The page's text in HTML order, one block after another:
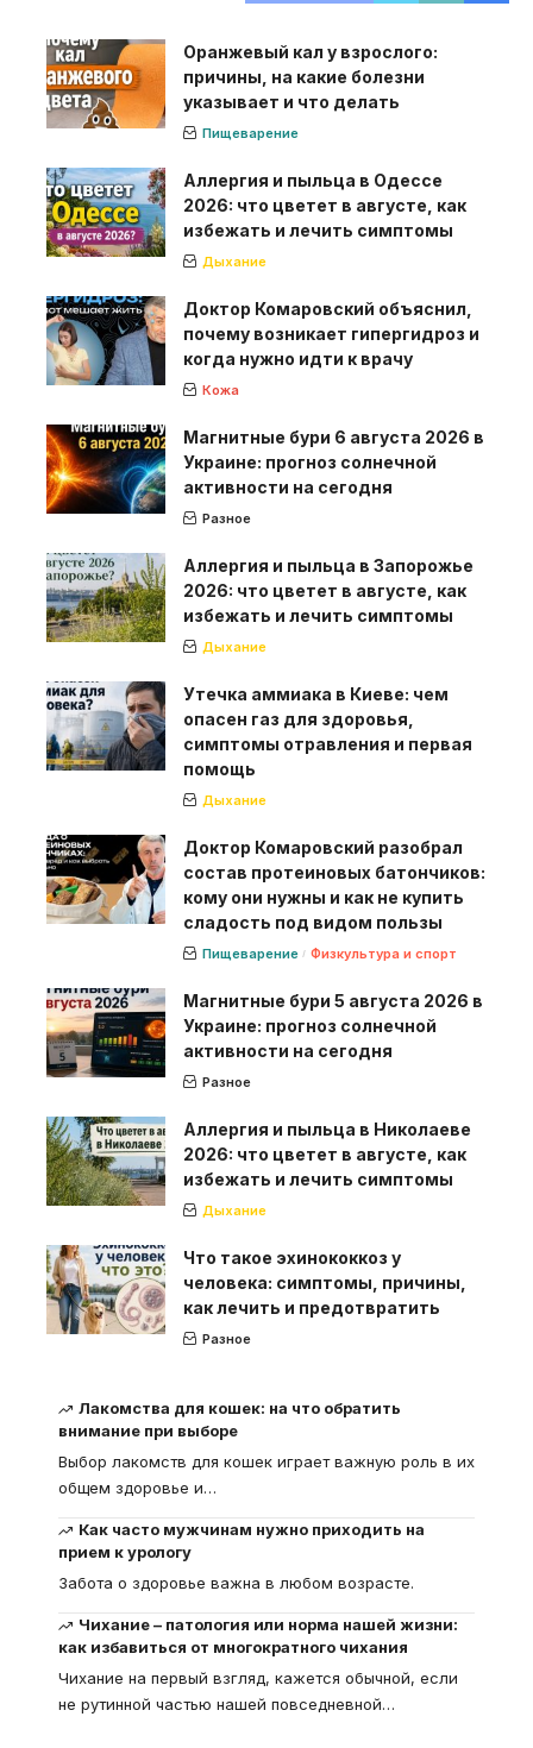
Оранжевый кал у взрослого:
причины, на какие болезни
указывает и что делать
Пищеварение
Аллергия и пыльца в Одессе
2026: что цветет в августе, как
избежать и лечить симптомы
Дыхание
Доктор Комаровский объяснил,
почему возникает гипергидроз и
когда нужно идти к врачу
Кожа
Магнитные бури 6 августа 2026 в
Украине: прогноз солнечной
активности на сегодня
Разное
Аллергия и пыльца в Запорожье
2026: что цветет в августе, как
избежать и лечить симптомы
Дыхание
Утечка аммиака в Киеве: чем
опасен газ для здоровья,
симптомы отравления и первая
помощь
Дыхание
Доктор Комаровский разобрал
состав протеиновых батончиков:
кому они нужны и как не купить
сладость под видом пользы
Пищеварение Физкультура и спорт
Магнитные бури 5 августа 2026 в
Украине: прогноз солнечной
активности на сегодня
Разное
Аллергия и пыльца в Николаеве
2026: что цветет в августе, как
избежать и лечить симптомы
Дыхание
Что такое эхинококкоз у
человека: симптомы, причины,
как лечить и предотвратить
Разное
Лакомства для кошек: на что обратить
внимание при выборе
Выбор лакомств для кошек играет важную роль в их
общем здоровье и…
Как часто мужчинам нужно приходить на
прием к урологу
Забота о здоровье важна в любом возрасте.
Чихание – патология или норма нашей жизни:
как избавиться от многократного чихания
Чихание на первый взгляд, кажется обычной, если
не рутинной частью нашей повседневной…